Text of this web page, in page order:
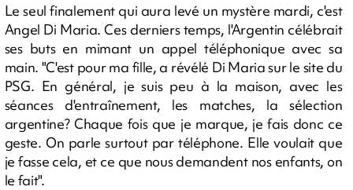
Le seul finalement qui aura levé un mystère mardi, c'est
Angel Di Maria. Ces derniers temps, l'Argentin célébrait
ses buts en mimant un appel téléphonique avec sa
main. "C'est pour ma fille, a révélé Di Maria sur le site du
PSG. En général, je suis peu à la maison, avec les
séances d'entraînement, les matches, la sélection
argentine? Chaque fois que je marque, je fais donc ce
geste. On parle surtout par téléphone. Elle voulait que
je fasse cela, et ce que nous demandent nos enfants, on
le fait".